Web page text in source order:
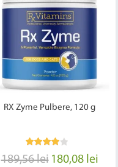
RX Zyme Pulbere, 120 g
189,56 lei 180,08 lei